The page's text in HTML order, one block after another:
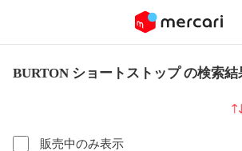
BURTON ショートストップ の検索結
販売中のみ表示